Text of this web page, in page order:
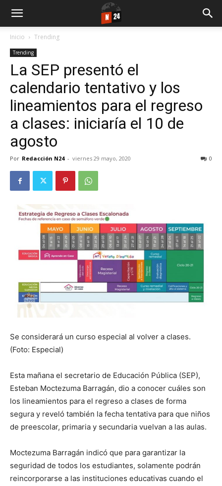
Inicio Trending
Trending
La SEP presentó el
calendario tentativo y los
lineamientos para el regreso
a clases: iniciaría el 10 de
agosto
Por Redacción N24 - viernes 29 mayo, 2020 0
Se considerará un curso especial al volver a clases.
(Foto: Especial)
Esta mañana el secretario de Educación Pública (SEP),
Esteban Moctezuma Barragán, dio a conocer cuáles son
los lineamientos para el regreso a clases de forma
segura y reveló también la fecha tentativa para que niños
de preescolar, primaria y secundaria vuelvan a las aulas.
Moctezuma Barragán indicó que para garantizar la
seguridad de todos los estudiantes, solamente podrán
reincorporarse a las instituciones educativas cuando el